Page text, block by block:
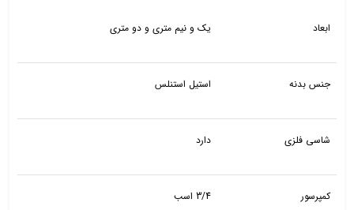
ابعاد یک و نیم متری و دو متری
جنس بدنه استیل استنلس
شاسی فلزی دارد
کمپرسور 3/4 اسب